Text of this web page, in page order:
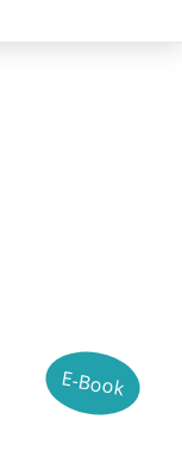
E-Book